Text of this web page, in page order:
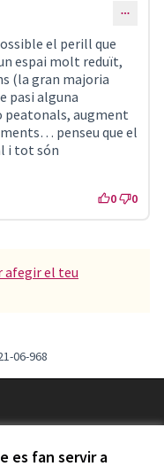
es fan servir a
el perill que
espai molt reduït,
(la gran majoria
pasi alguna
augment
penseu que el
i tot són
0 0
afegir el teu
06-968